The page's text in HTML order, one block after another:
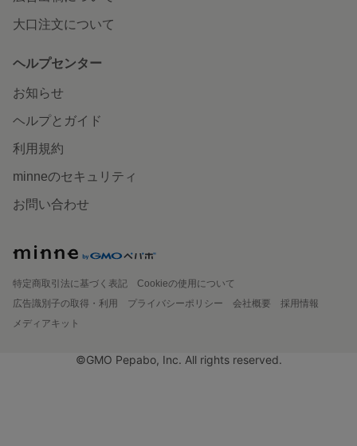
大口注文について
ヘルプセンター
お知らせ
ヘルプとガイド
利用規約
minneのセキュリティ
お問い合わせ
特定商取引法に基づく表記
Cookieの使用について
広告識別子の取得・利用
プライバシーポリシー 会社概要
採用情報
メディアキット
©GMO Pepabo, Inc. All rights reserved.